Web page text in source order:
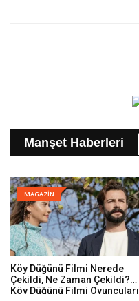
Manşet Haberleri
MAGAZİN
Köy Düğünü Filmi Nerede
Çekildi, Ne Zaman Çekildi?
Köy Düğünü Filmi Oyuncuları